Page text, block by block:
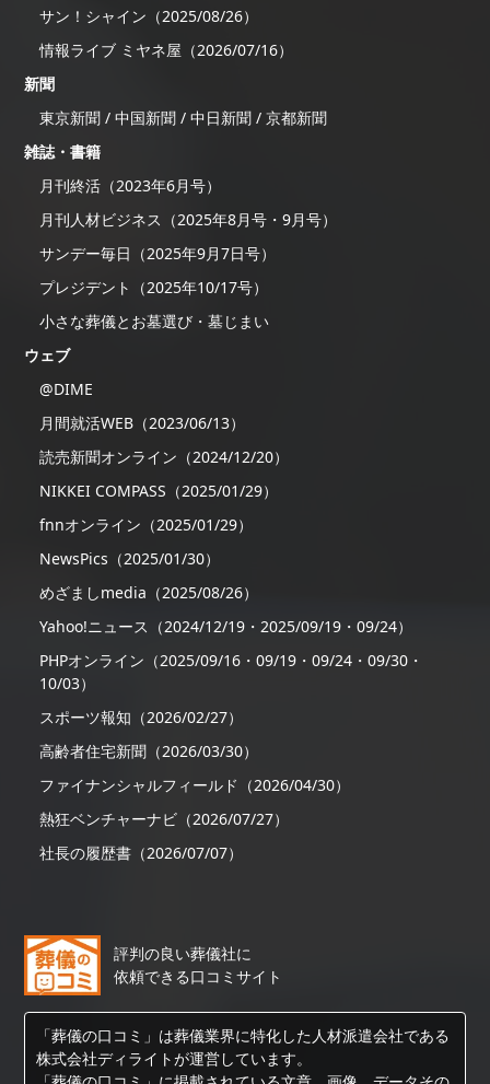
サン！シャイン（2025/08/26）
情報ライブ ミヤネ屋（2026/07/16）
新聞
東京新聞 / 中国新聞 / 中日新聞 / 京都新聞
雑誌・書籍
月刊終活（2023年6月号）
月刊人材ビジネス（2025年8月号・9月号）
サンデー毎日（2025年9月7日号）
プレジデント（2025年10/17号）
小さな葬儀とお墓選び・墓じまい
ウェブ
@DIME
月間就活WEB（2023/06/13）
読売新聞オンライン（2024/12/20）
NIKKEI COMPASS（2025/01/29）
fnnオンライン（2025/01/29）
NewsPics（2025/01/30）
めざましmedia（2025/08/26）
Yahoo!ニュース（2024/12/19・2025/09/19・09/24）
PHPオンライン（2025/09/16・09/19・09/24・09/30・
10/03）
スポーツ報知（2026/02/27）
高齢者住宅新聞（2026/03/30）
ファイナンシャルフィールド（2026/04/30）
熱狂ベンチャーナビ（2026/07/27）
社長の履歴書（2026/07/07）
評判の良い葬儀社に
依頼できる口コミサイト
「葬儀の口コミ」は葬儀業界に特化した人材派遣会社である
株式会社ディライトが運営しています。